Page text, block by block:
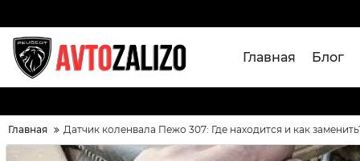
Главная Блог
Главная Датчик коленвала Пежо 307: Где находится и как